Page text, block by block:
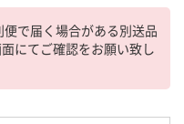
で届く場合がある別送品
にてご確認をお願い致し